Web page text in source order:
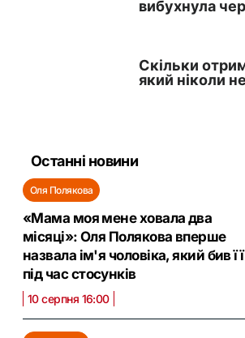
Останні новини
Оля Полякова
«Мама моя мене ховала два
місяці»: Оля Полякова вперше
назвала ім'я чоловіка, який бив її
під час стосунків
10 серпня 16:00